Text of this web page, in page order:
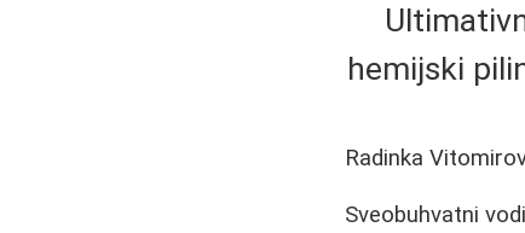
hemijski
Radinka
Sveobuhvatni